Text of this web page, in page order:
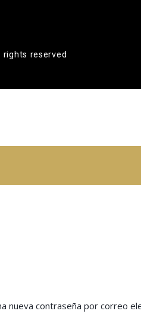
reserved
nueva contraseña por correo